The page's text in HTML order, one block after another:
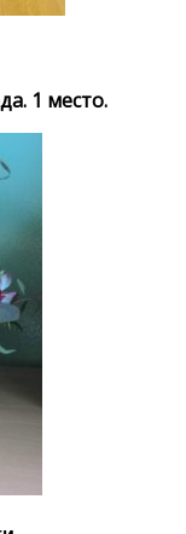
1 место.